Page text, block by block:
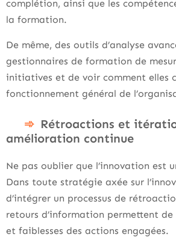
complétion, ainsi que les
la formation.
De même, des outils d’analyse
gestionnaires de formation de
initiatives et de voir comment elles
fonctionnement général de
Rétroactions et
amélioration continue
Ne pas oublier que l’innovation est
Dans toute stratégie axée sur
d’intégrer un processus de
retours d’information permettent de
et faiblesses des actions engagées.